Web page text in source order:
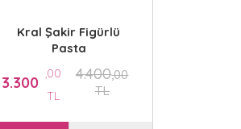
Kral Şakir Figürlü
Pasta
3.300 ,00
TL
4.400,00
TL